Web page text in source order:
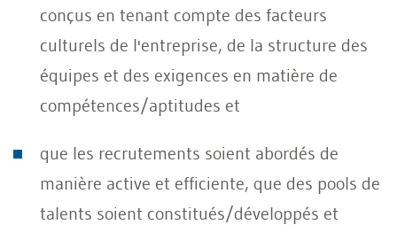
conçus en tenant compte des facteurs
culturels de l'entreprise, de la structure des
équipes et des exigences en matière de
compétences/aptitudes et
que les recrutements soient abordés de
manière active et efficiente, que des pools de
talents soient constitués/développés et